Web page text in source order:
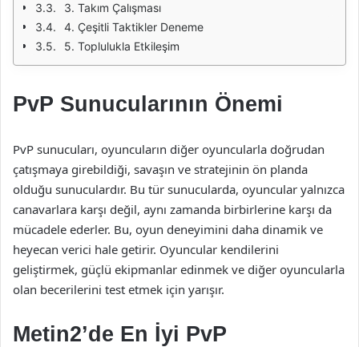
3. Takım Çalışması
4. Çeşitli Taktikler Deneme
5. Toplulukla Etkileşim
PvP Sunucularının Önemi
PvP sunucuları, oyuncuların diğer oyuncularla doğrudan
çatışmaya girebildiği, savaşın ve stratejinin ön planda
olduğu sunuculardır. Bu tür sunucularda, oyuncular yalnızca
canavarlara karşı değil, aynı zamanda birbirlerine karşı da
mücadele ederler. Bu, oyun deneyimini daha dinamik ve
heyecan verici hale getirir. Oyuncular kendilerini
geliştirmek, güçlü ekipmanlar edinmek ve diğer oyuncularla
olan becerilerini test etmek için yarışır.
Metin2’de En İyi PvP